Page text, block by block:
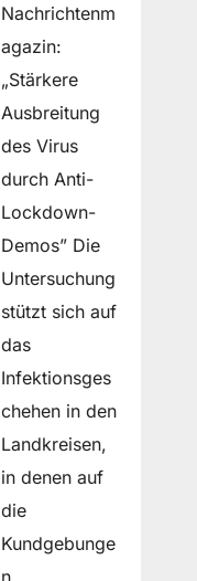
Nachrichtenm
agazin:
„Stärkere
Ausbreitung
des Virus
durch Anti-
Lockdown-
Demos” Die
Untersuchung
stützt sich auf
das
Infektionsges
chehen in den
Landkreisen,
in denen auf
die
Kundgebunge
n